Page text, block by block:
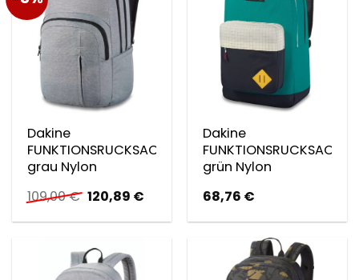
Dakine
FUNKTIONSRUCKSACK
grau Nylon
109,00€ Ursprünglicher
Preis
war:
120,89 €
ist:
Dakine
FUNKTIONSRUCKSACK
grün Nylon
68,76 €